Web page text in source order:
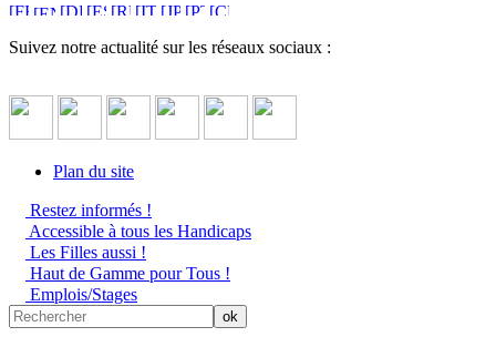
Suivez notre actualité sur les réseaux sociaux :
Plan du site
Restez informés !
Accessible à tous les Handicaps
Les Filles aussi !
Haut de Gamme pour Tous !
Emplois/Stages